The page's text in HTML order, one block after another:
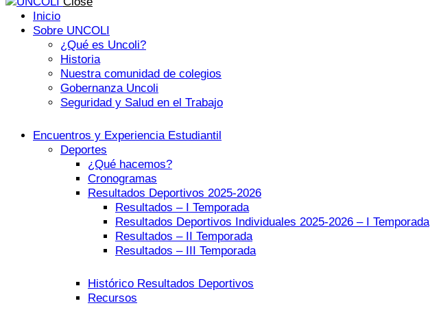
Inicio
Sobre UNCOLI
¿Qué es Uncoli?
Historia
Nuestra comunidad de colegios
Gobernanza Uncoli
Seguridad y Salud en el Trabajo
Encuentros y Experiencia Estudiantil
Deportes
¿Qué hacemos?
Cronogramas
Resultados Deportivos 2025-2026
Resultados – I Temporada
Resultados Deportivos Individuales 2025-2026 – I Temporada
Resultados – II Temporada
Resultados – III Temporada
Histórico Resultados Deportivos
Recursos